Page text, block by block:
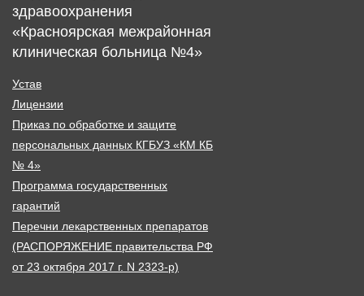
здравоохранения
«Красноярская межрайонная
клиническая больница №4»
Устав
Лицензии
Приказ по обработке и защите
персональных данных КГБУЗ «КМ КБ
№ 4»
Программа государственных
гарантий
Перечни лекарственных препаратов
(РАСПОРЯЖЕНИЕ правительства РФ
от 23 октября 2017 г. N 2323-р)